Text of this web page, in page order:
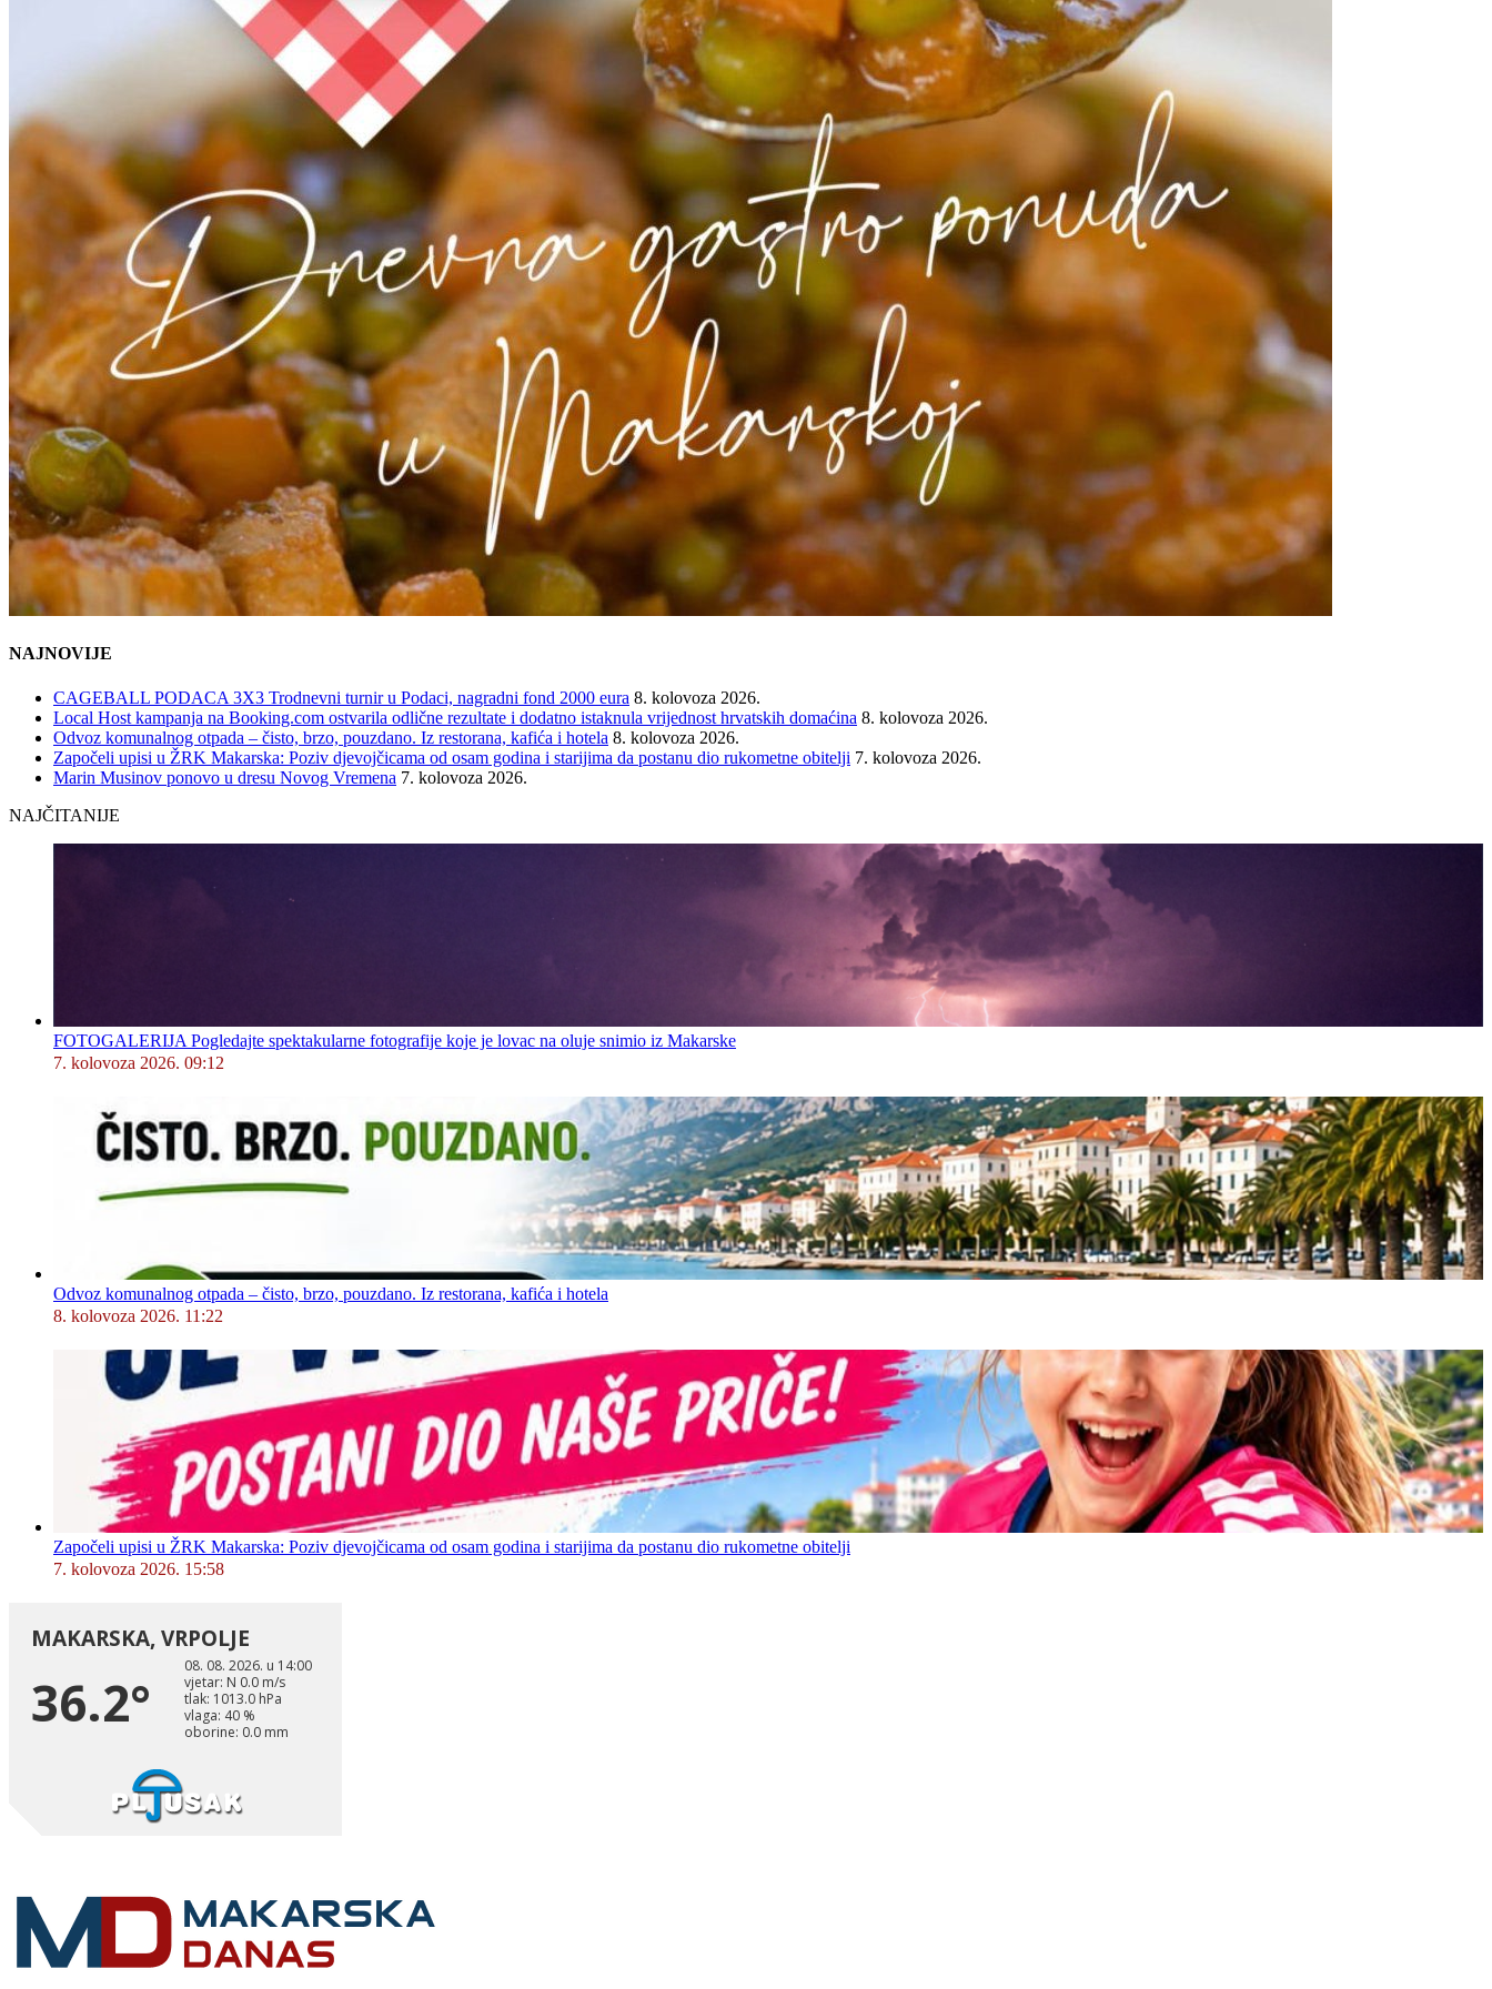
NAJNOVIJE
CAGEBALL PODACA 3X3 Trodnevni turnir u Podaci, nagradni fond 2000 eura 8. kolovoza 2026.
Local Host kampanja na Booking.com ostvarila odlične rezultate i dodatno istaknula vrijednost hrvatskih domaćina 8. kolovoza 2026.
Odvoz komunalnog otpada – čisto, brzo, pouzdano. Iz restorana, kafića i hotela 8. kolovoza 2026.
Započeli upisi u ŽRK Makarska: Poziv djevojčicama od osam godina i starijima da postanu dio rukometne obitelji 7. kolovoza 2026.
Marin Musinov ponovo u dresu Novog Vremena 7. kolovoza 2026.
NAJČITANIJE
FOTOGALERIJA Pogledajte spektakularne fotografije koje je lovac na oluje snimio iz Makarske
7. kolovoza 2026. 09:12
Odvoz komunalnog otpada – čisto, brzo, pouzdano. Iz restorana, kafića i hotela
8. kolovoza 2026. 11:22
Započeli upisi u ŽRK Makarska: Poziv djevojčicama od osam godina i starijima da postanu dio rukometne obitelji
7. kolovoza 2026. 15:58